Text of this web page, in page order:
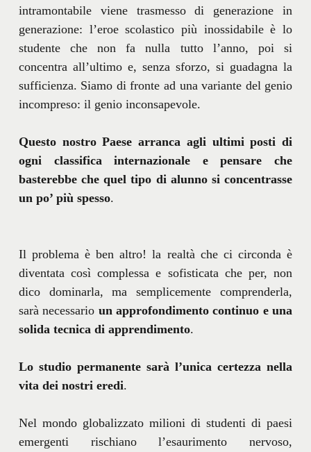
intramontabile viene trasmesso di generazione in
generazione: l’eroe scolastico più inossidabile è lo
studente che non fa nulla tutto l’anno, poi si
concentra all’ultimo e, senza sforzo, si guadagna la
sufficienza. Siamo di fronte ad una variante del genio
incompreso: il genio inconsapevole.
Questo nostro Paese arranca agli ultimi posti di
ogni classifica internazionale e pensare che
basterebbe che quel tipo di alunno si concentrasse
un po’ più spesso.
Il problema è ben altro! la realtà che ci circonda è
diventata così complessa e sofisticata che per, non
dico dominarla, ma semplicemente comprenderla,
sarà necessario un approfondimento continuo e una
solida tecnica di apprendimento.
Lo studio permanente sarà l’unica certezza nella
vita dei nostri eredi.
Nel mondo globalizzato milioni di studenti di paesi
emergenti rischiano l’esaurimento nervoso,